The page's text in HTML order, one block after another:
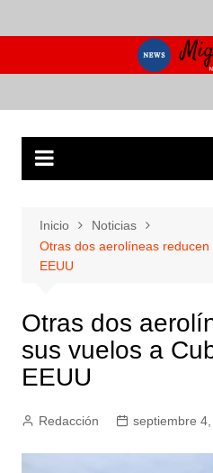
al
Inicio
Noticias
Otras dos aerolíneas
EEUU
Otras dos
sus vuelos a
EEUU
Redacción septiembre